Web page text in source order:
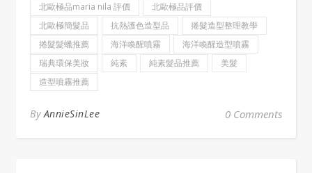
北歐極品maria nila 評價
北歐極品評價
北歐極簡髮品
抗熱護色造型品
捲髮造型整理教學
捲髮髮蠟推薦
海洋喚醒噴霧
海洋喚醒造型噴霧
瑞典環保美妝
純素 純素髮品推薦
美髮
造型噴霧推薦
ByAnnieSinLee 0 Comments